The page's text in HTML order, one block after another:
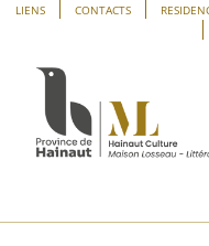
Panneau de gestion des
Passer
contenu
LIENS CONTACTS